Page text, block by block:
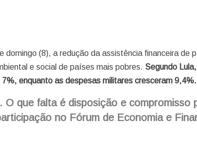
domingo (8), a redução da assistência financeira de
e social de países mais pobres. Segundo
enquanto as despesas militares cresceram 9,4%.
O que falta é disposição e compromisso
no Fórum de Economia e